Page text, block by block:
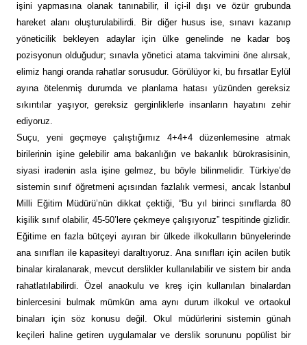
işini yapmasına olanak tanınabilir, il içi-il dışı ve özür grubunda
hareket alanı oluşturulabilirdi. Bir diğer husus ise, sınavı kazanıp
yöneticilik bekleyen adaylar için ülke genelinde ne kadar boş
pozisyonun olduğudur; sınavla yönetici atama takvimini öne alırsak,
elimiz hangi oranda rahatlar sorusudur. Görülüyor ki, bu fırsatlar Eylül
ayına ötelenmiş durumda ve planlama hatası yüzünden gereksiz
sıkıntılar yaşıyor, gereksiz gerginliklerle insanların hayatını zehir
ediyoruz.
Suçu, yeni geçmeye çalıştığımız 4+4+4 düzenlemesine atmak
birilerinin işine gelebilir ama bakanlığın ve bakanlık bürokrasisinin,
siyasi iradenin asla işine gelmez, bu böyle bilinmelidir. Türkiye’de
sistemin sınıf öğretmeni açısından fazlalık vermesi, ancak İstanbul
Milli Eğitim Müdürü’nün dikkat çektiği, “Bu yıl birinci sınıflarda 80
kişilik sınıf olabilir, 45-50’lere çekmeye çalışıyoruz” tespitinde gizlidir.
Eğitime en fazla bütçeyi ayıran bir ülkede ilkokulların bünyelerinde
ana sınıfları ile kapasiteyi daraltıyoruz. Ana sınıfları için acilen butik
binalar kiralanarak, mevcut derslikler kullanılabilir ve sistem bir anda
rahatlatılabilirdi. Özel anaokulu ve kreş için kullanılan binalardan
binlercesini bulmak mümkün ama aynı durum ilkokul ve ortaokul
binaları için söz konusu değil. Okul müdürlerini sistemin günah
keçileri haline getiren uygulamalar ve derslik sorununu popülist bir